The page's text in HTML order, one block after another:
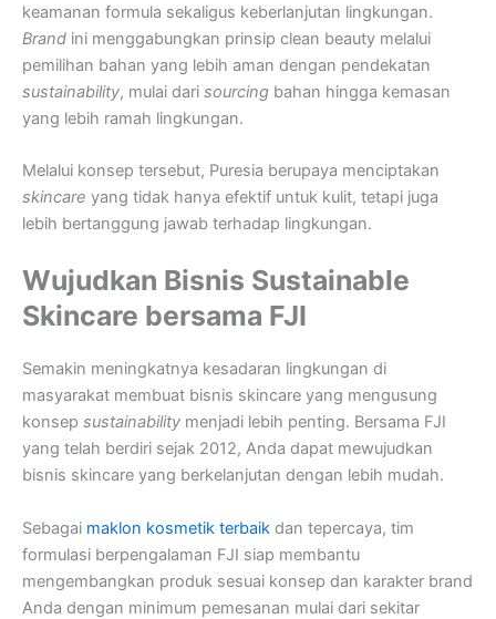
keamanan formula sekaligus keberlanjutan lingkungan.
Brand ini menggabungkan prinsip clean beauty melalui
pemilihan bahan yang lebih aman dengan pendekatan
sustainability, mulai dari sourcing bahan hingga kemasan
yang lebih ramah lingkungan.
Melalui konsep tersebut, Puresia berupaya menciptakan
skincare yang tidak hanya efektif untuk kulit, tetapi juga
lebih bertanggung jawab terhadap lingkungan.
Wujudkan Bisnis Sustainable
Skincare bersama FJI
Semakin meningkatnya kesadaran lingkungan di
masyarakat membuat bisnis skincare yang mengusung
konsep sustainability menjadi lebih penting. Bersama FJI
yang telah berdiri sejak 2012, Anda dapat mewujudkan
bisnis skincare yang berkelanjutan dengan lebih mudah.
Sebagai maklon kosmetik terbaik dan tepercaya, tim
formulasi berpengalaman FJI siap membantu
mengembangkan produk sesuai konsep dan karakter brand
Anda dengan minimum pemesanan mulai dari sekitar